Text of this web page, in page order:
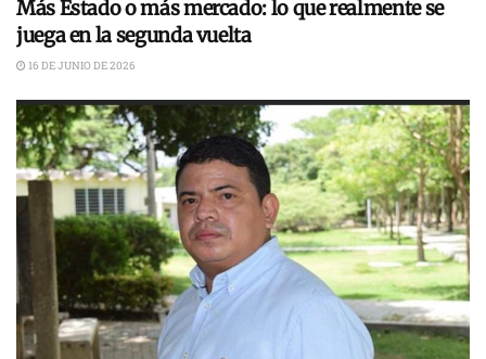
Más Estado o más mercado: lo que realmente se
juega en la segunda vuelta
16 DE JUNIO DE 2026